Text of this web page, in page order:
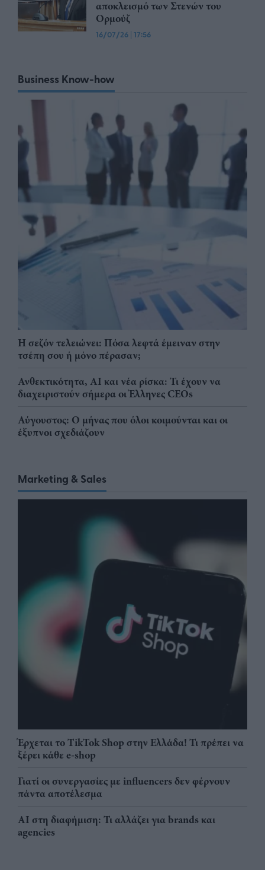
αποκλεισμό των Στενών του
Ορμούζ
16/07/26 | 17:56
Business Know-how
Η σεζόν τελειώνει: Πόσα λεφτά έμειναν στην
τσέπη σου ή μόνο πέρασαν;
Ανθεκτικότητα, AI και νέα ρίσκα: Τι έχουν να
διαχειριστούν σήμερα οι Έλληνες CEOs
Αύγουστος: Ο μήνας που όλοι κοιμούνται και οι
έξυπνοι σχεδιάζουν
Marketing & Sales
Έρχεται το TikTok Shop στην Ελλάδα! Τι πρέπει να
ξέρει κάθε e-shop
Γιατί οι συνεργασίες με influencers δεν φέρνουν
πάντα αποτέλεσμα
AI στη διαφήμιση: Τι αλλάζει για brands και
agencies